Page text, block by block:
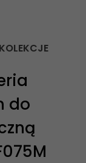
do